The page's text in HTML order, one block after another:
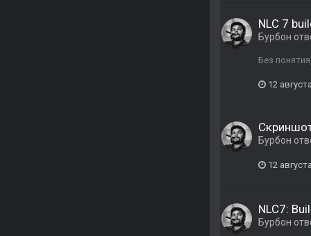
NLC 7
Бурбон
Без
12
Бурбон
12
NLC7:
Бурбон